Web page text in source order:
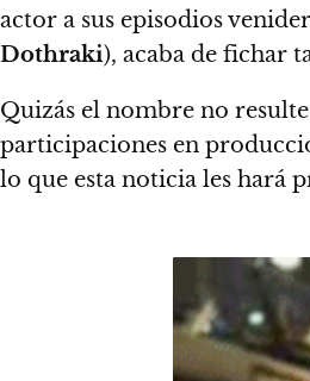
actor a sus episodios
Dothraki), acaba de fichar
Quizás el nombre no
participaciones en
lo que esta noticia les hará